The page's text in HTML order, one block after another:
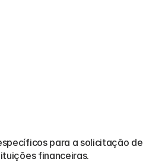
para a solicitação de
financeiras.